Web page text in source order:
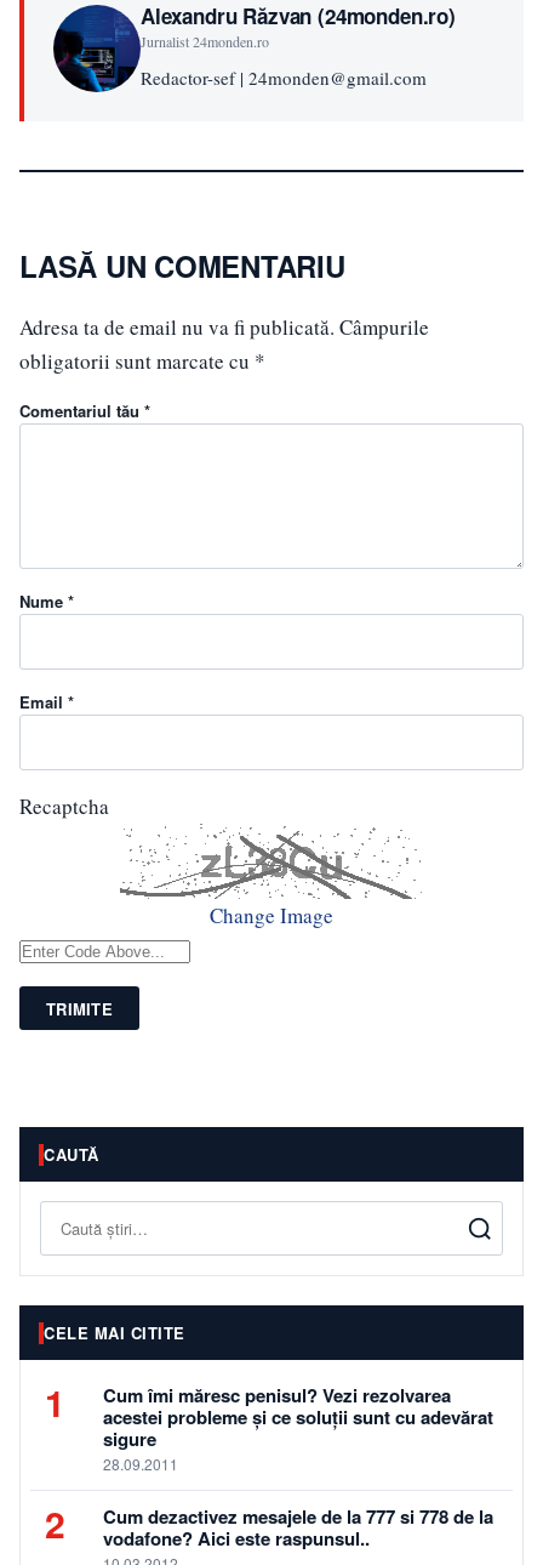
Alexandru Răzvan (24monden.ro)
Jurnalist 24monden.ro
Redactor-sef | 24monden@gmail.com
LASĂ UN COMENTARIU
Adresa ta de email nu va fi publicată. Câmpurile
obligatorii sunt marcate cu *
Comentariul tău *
Nume *
Email *
Recaptcha
Change Image
TRIMITE
CAUTĂ
Caută
CELE MAI CITITE
1
Cum îmi măresc penisul? Vezi rezolvarea
acestei probleme și ce soluții sunt cu adevărat
sigure
28.09.2011
2
Cum dezactivez mesajele de la 777 si 778 de la
vodafone? Aici este raspunsul..